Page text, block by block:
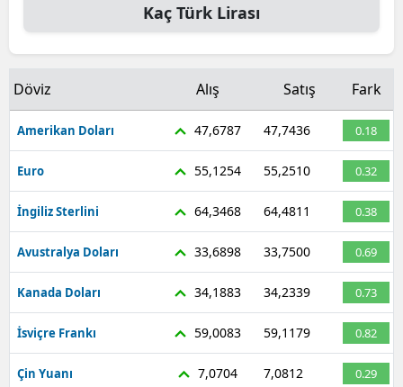
Kaç Türk Lirası
Döviz Alış Satış Fark
Amerikan Doları 47,6787 47,7436 0.18
Euro 55,1254 55,2510 0.32
İngiliz Sterlini 64,3468 64,4811 0.38
Avustralya Doları 33,6898 33,7500 0.69
Kanada Doları 34,1883 34,2339 0.73
İsviçre Frankı 59,0083 59,1179 0.82
Çin Yuanı 7,0704 7,0812 0.29